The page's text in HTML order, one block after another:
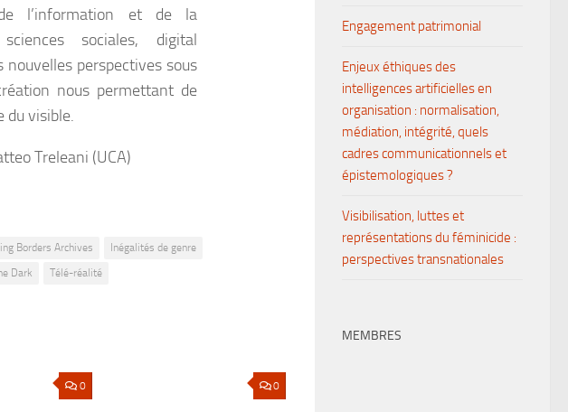
l’information et de la
sociales, digital
perspectives sous
nous permettant de
du visible.
Treleani (UCA)
Borders Archives
Inégalités de genre
Dark Télé-réalité
0 0
Engagement patrimonial
Enjeux éthiques des
intelligences artificielles en
organisation : normalisation,
médiation, intégrité, quels
cadres communicationnels et
épistemologiques ?
Visibilisation, luttes et
représentations du féminicide :
perspectives transnationales
MEMBRES